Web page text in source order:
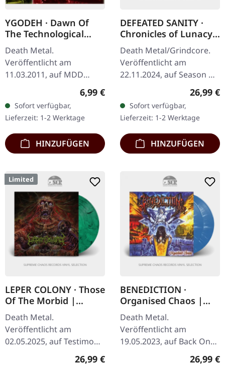
YGODEH · Dawn Of
The Technological
Singularity | CD
Death Metal.
Veröffentlicht am
11.03.2011, auf MDD
Records. CD im Jewelcase.
Es gibt diese Alben, bei
denen man sich einfach
nur an den Kopf fasst…
Regulärer Preis:
6,99 €
Sofort verfügbar,
Lieferzeit: 1-2 Werktage
HINZUFÜGEN
DEFEATED SANITY ·
Chronicles of Lunacy |
TRANSPARENT
CLEAR/BLACK
SPLATTER LP
Death Metal/Grindcore.
Veröffentlicht am
22.11.2024, auf Season Of
Mist. Transparent clear
Vinyl mit schwarzem
Splatter, limitiert auf 300
Stück im…
26,99 €
Sofort verfügbar,
Lieferzeit: 1-2 Werktage
HINZUFÜGEN
Limited
LEPER COLONY · Those
Of The Morbid |
CLEAR/GREEN/BLACK
LP
Death Metal.
Veröffentlicht am
02.05.2025, auf Testimony
Records. Kristallklar, grünRegulärer Preis:
26,99 €
BENEDICTION ·
Organised Chaos |
BLUE/WHITE 2LP
Death Metal.
Veröffentlicht am
19.05.2023, auf Back On
Black. Hellblaues Doppel-
26,99 €